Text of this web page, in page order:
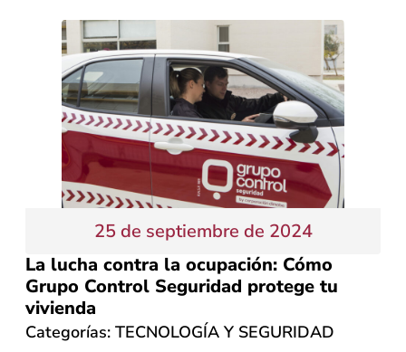
25 de septiembre de 2024
La lucha contra la ocupación: Cómo
Grupo Control Seguridad protege tu
vivienda
Categorías: TECNOLOGÍA Y SEGURIDAD